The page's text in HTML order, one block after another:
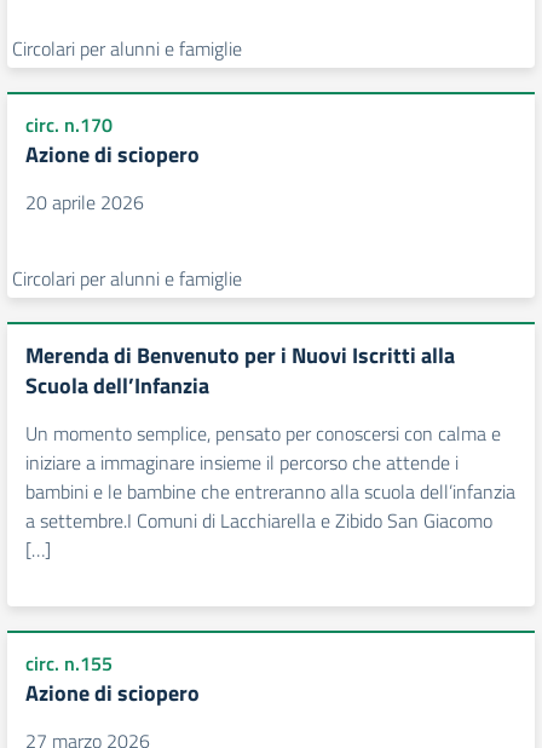
Circolari per alunni e famiglie
circ. n.170
Azione di sciopero
20 aprile 2026
Circolari per alunni e famiglie
Merenda di Benvenuto per i Nuovi Iscritti alla
Scuola dell’Infanzia
Un momento semplice, pensato per conoscersi con calma e
iniziare a immaginare insieme il percorso che attende i
bambini e le bambine che entreranno alla scuola dell’infanzia
a settembre.I Comuni di Lacchiarella e Zibido San Giacomo
[…]
circ. n.155
Azione di sciopero
27 marzo 2026